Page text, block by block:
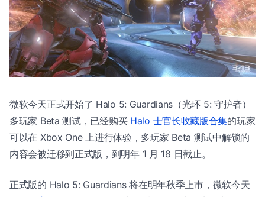
微软今天正式开始了 Halo 5: Guardians（光环 5: 守护者）
多玩家 Beta 测试，已经购买 Halo 士官长收藏版合集的玩家
可以在 Xbox One 上进行体验，多玩家 Beta 测试中解锁的
内容会被迁移到正式版，到明年 1 月 18 日截止。
正式版的 Halo 5: Guardians 将在明年秋季上市，微软今天